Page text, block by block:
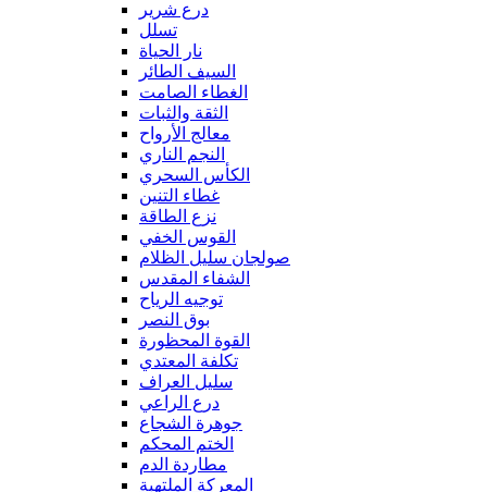
درع شرير
تسلل
نار الحياة
السيف الطائر
الغطاء الصامت
الثقة والثبات
معالج الأرواح
النجم الناري
الكأس السحري
غطاء التنين
نزع الطاقة
القوس الخفي
صولجان سليل الظلام
الشفاء المقدس
توجيه الرياح
بوق النصر
القوة المحظورة
تكلفة المعتدي
سليل العراف
درع الراعي
جوهرة الشجاع
الختم المحكم
مطاردة الدم
المعركة الملتهبة